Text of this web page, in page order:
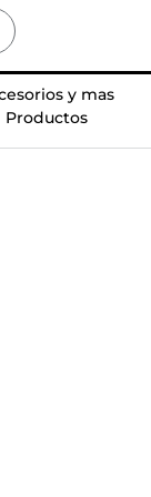
y mas
Productos